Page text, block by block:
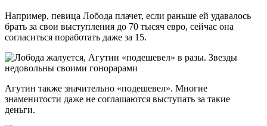
Например, певица Лобода плачет, если раньше ей удавалось
брать за свои выступления до 70 тысяч евро, сейчас она
согласиться поработать даже за 15.
Агутин также значительно «подешевел». Многие
знаменитости даже не соглашаются выступать за такие
деньги.